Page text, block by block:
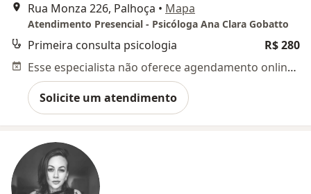
Rua Monza 226, Palhoça • Mapa
Atendimento Presencial - Psicóloga Ana Clara Gobatto
Primeira consulta psicologia
R$ 280
Esse especialista não oferece agendamento online para esse endereço.
Solicite um atendimento